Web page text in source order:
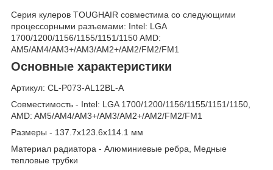
Серия кулеров TOUGHAIR совместима со следующими
процессорными разъемами: Intel: LGA
1700/1200/1156/1155/1151/1150 AMD:
AM5/AM4/AM3+/AM3/AM2+/AM2/FM2/FM1
Основные характеристики
Артикул: CL-P073-AL12BL-A
Совместимость - Intel: LGA 1700/1200/1156/1155/1151/1150,
AMD: AM5/AM4/AM3+/AM3/AM2+/AM2/FM2/FM1
Размеры - 137.7x123.6x114.1 мм
Материал радиатора - Алюминиевые ребра, Медные
тепловые трубки